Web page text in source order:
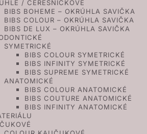
/ ČEREŠNIČKOVÉ
BIBS BOHEME – OKRÚHLA SAVIČKA
BIBS COLOUR – OKRÚHLA SAVIČKA
BIBS DE LUX – OKRÚHLA SAVIČKA
SYMETRICKÉ
BIBS COLOUR SYMETRICKÉ
BIBS INFINITY SYMETRICKÉ
BIBS SUPREME SYMETRICKÉ
ANATOMICKÉ
BIBS COLOUR ANATOMICKÉ
BIBS COUTURE ANATOMICKÉ
BIBS INFINITY ANATOMICKÉ